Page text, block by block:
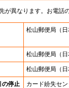
が異なります。お電話
松山郵便局 （
松山郵便局 （
松山郵便局 （
の停止 カード紛失セ